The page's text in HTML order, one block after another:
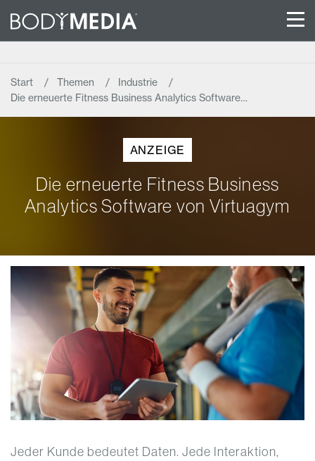
Start Themen
Industrie
Die erneuerte Fitness Business Analytics Software…
ANZEIGE
Die erneuerte Fitness Business
Analytics Software von Virtuagym
Jeder Kunde bedeutet Daten. Jede Interaktion,